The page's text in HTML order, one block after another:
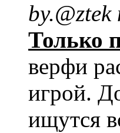
by.@ztek
Только
верфи
игрой.
ищутся